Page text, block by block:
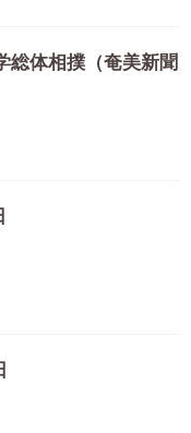
総体相撲（奄美新聞